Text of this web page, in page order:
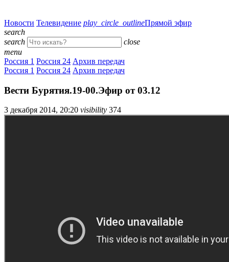
Новости Телевидение play_circle_outlineПрямой эфир
search
search
close
menu
Россия 1 Россия 24 Архив передач
Россия 1 Россия 24 Архив передач
Вести Бурятия.19-00.Эфир от 03.12
3 декабря 2014, 20:20 visibility 374